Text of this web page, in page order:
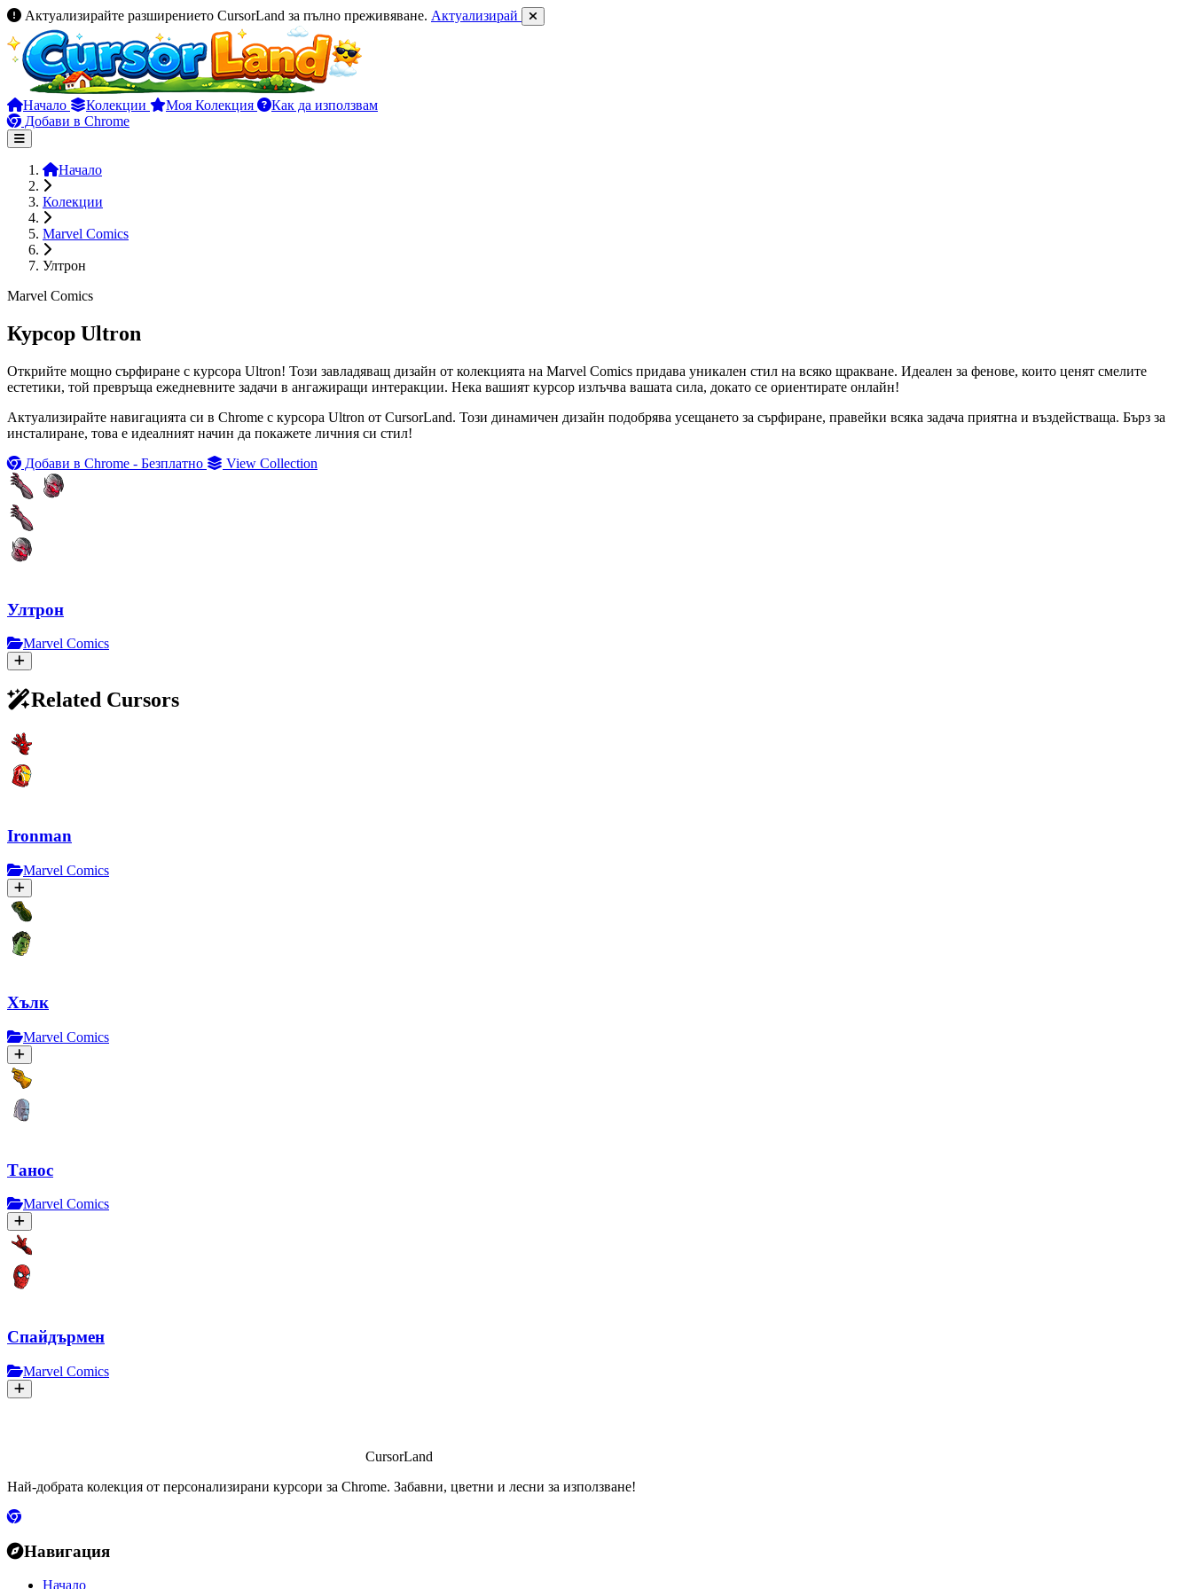
Актуализирайте разширението CursorLand за пълно преживяване. Актуализирай
Начало Колекции Моя Колекция
Как да използвам
Добави в Chrome
Начало
Колекции
Marvel Comics
Ултрон
Marvel Comics
Курсор Ultron
Открийте мощно сърфиране с курсора Ultron! Този завладяващ дизайн от колекцията на Marvel Comics придава уникален стил на всяко щракване. Идеален за фенове, които ценят смелите
естетики, той превръща ежедневните задачи в ангажиращи интеракции. Нека вашият курсор излъчва вашата сила, докато се ориентирате онлайн!
Актуализирайте навигацията си в Chrome с курсора Ultron от CursorLand. Този динамичен дизайн подобрява усещането за сърфиране, правейки всяка задача приятна и въздействаща. Бърз за
инсталиране, това е идеалният начин да покажете личния си стил!
Добави в Chrome - Безплатно
View Collection
Ултрон
Marvel Comics
Related Cursors
Ironman
Marvel Comics
Хълк
Marvel Comics
Танос
Marvel Comics
Спайдърмен
Marvel Comics
CursorLand
Най-добрата колекция от персонализирани курсори за Chrome. Забавни, цветни и лесни за използване!
Навигация
Начало